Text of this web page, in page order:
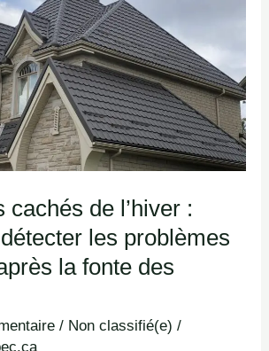
cachés de l’hiver :
les problèmes
la fonte des
/ Non classifié(e) /